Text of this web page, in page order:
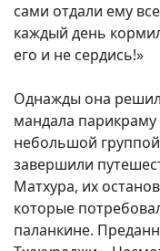
сами отдали ему
каждый день
его и не сердись!»
Однажды она
мандала парикраму
небольшой
завершили
Матхура, их
которые
паланкине.